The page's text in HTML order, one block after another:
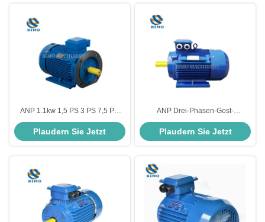
ANP 1.1kw 1,5 PS 3 PS 7,5 PS
Kleine Basis Hohe Leistung 2840
Rpm Gost Motor 20 PS 15 PS 10
PS 3 Phasenmotor
Plaudern Sie Jetzt
ANP Drei-Phasen-Gost-
Standardmotor 11kw 15kw 18,5kw
Elektromotor für Russland Ukraine
Plaudern Sie Jetzt